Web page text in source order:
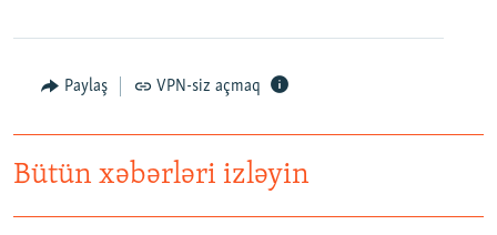
Paylaş VPN-siz açmaq
Bütün xəbərləri izləyin